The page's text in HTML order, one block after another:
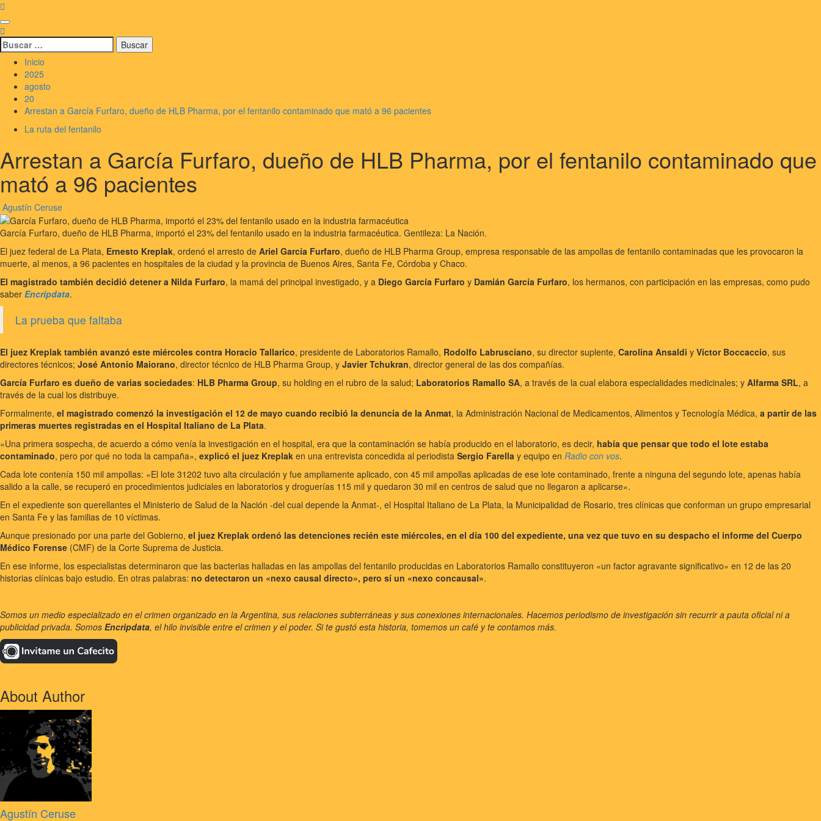
Saltar
al
contenido
Menú
principal
Buscar:
Inicio
2025
agosto
20
Arrestan a García Furfaro, dueño de HLB Pharma, por el fentanilo contaminado que mató a 96 pacientes
La ruta del fentanilo
Arrestan a García Furfaro, dueño de HLB Pharma, por el fentanilo contaminado que
mató a 96 pacientes
Agustín Ceruse
García Furfaro, dueño de HLB Pharma, importó el 23% del fentanilo usado en la industria farmacéutica. Gentileza: La Nación.
El juez federal de La Plata, Ernesto Kreplak, ordenó el arresto de Ariel García Furfaro, dueño de HLB Pharma Group, empresa responsable de las ampollas de fentanilo contaminadas que les provocaron la
muerte, al menos, a 96 pacientes en hospitales de la ciudad y la provincia de Buenos Aires, Santa Fe, Córdoba y Chaco.
El magistrado también decidió detener a Nilda Furfaro, la mamá del principal investigado, y a Diego García Furfaro y Damián García Furfaro, los hermanos, con participación en las empresas, como pudo
saber Encripdata.
La prueba que faltaba
El juez Kreplak también avanzó este miércoles contra Horacio Tallarico, presidente de Laboratorios Ramallo, Rodolfo Labrusciano, su director suplente, Carolina Ansaldi y Víctor Boccaccio, sus
directores técnicos; José Antonio Maiorano, director técnico de HLB Pharma Group, y Javier Tchukran, director general de las dos compañías.
García Furfaro es dueño de varias sociedades: HLB Pharma Group, su holding en el rubro de la salud; Laboratorios Ramallo SA, a través de la cual elabora especialidades medicinales; y Alfarma SRL, a
través de la cual los distribuye.
Formalmente, el magistrado comenzó la investigación el 12 de mayo cuando recibió la denuncia de la Anmat, la Administración Nacional de Medicamentos, Alimentos y Tecnología Médica, a partir de las
primeras muertes registradas en el Hospital Italiano de La Plata.
«Una primera sospecha, de acuerdo a cómo venía la investigación en el hospital, era que la contaminación se había producido en el laboratorio, es decir, había que pensar que todo el lote estaba
contaminado, pero por qué no toda la campaña», explicó el juez Kreplak en una entrevista concedida al periodista Sergio Farella y equipo en Radio con vos.
Cada lote contenía 150 mil ampollas: «El lote 31202 tuvo alta circulación y fue ampliamente aplicado, con 45 mil ampollas aplicadas de ese lote contaminado, frente a ninguna del segundo lote, apenas había
salido a la calle, se recuperó en procedimientos judiciales en laboratorios y droguerías 115 mil y quedaron 30 mil en centros de salud que no llegaron a aplicarse».
En el expediente son querellantes el Ministerio de Salud de la Nación -del cual depende la Anmat-, el Hospital Italiano de La Plata, la Municipalidad de Rosario, tres clínicas que conforman un grupo empresarial
en Santa Fe y las familias de 10 víctimas.
Aunque presionado por una parte del Gobierno, el juez Kreplak ordenó las detenciones recién este miércoles, en el día 100 del expediente, una vez que tuvo en su despacho el informe del Cuerpo
Médico Forense (CMF) de la Corte Suprema de Justicia.
En ese informe, los especialistas determinaron que las bacterias halladas en las ampollas del fentanilo producidas en Laboratorios Ramallo constituyeron «un factor agravante significativo» en 12 de las 20
historias clínicas bajo estudio. En otras palabras: no detectaron un «nexo causal directo», pero sí un «nexo concausal».
Somos un medio especializado en el crimen organizado en la Argentina, sus relaciones subterráneas y sus conexiones internacionales. Hacemos periodismo de investigación sin recurrir a pauta oficial ni a
publicidad privada. Somos Encripdata, el hilo invisible entre el crimen y el poder. Si te gustó esta historia, tomemos un café y te contamos más.
About Author
Agustín Ceruse